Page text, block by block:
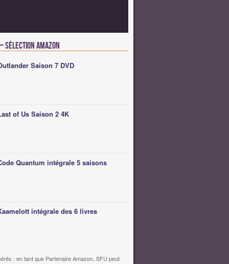
Sélection Amazon
Saison 7 DVD
of Us Saison 2 4K
Quantum intégrale 5 saisons
intégrale des 6 livres
: en tant que Partenaire Amazon, SFU peut